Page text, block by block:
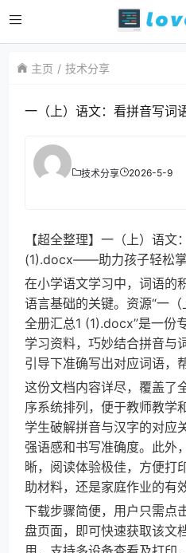
主页 技术分享
一（上）语文：看拼音写词
技术分享 2026-5-9
【超全整理】一（上）语文
(1).docx——助力孩子轻松
在小学语文学习中，词语的
语言基础的关键。资源“一
全册汇总1 (1).docx”是一份
学习资料，巧妙结合拼音与
引导下准确写出对应词语，
这份文档内容详尽，覆盖了
序系统排列，便于教师教学
学生破解拼音与汉字的对应
强语感和书写准确度。此外
晰，阅读体验极佳，方便打
助材料，还是家庭作业的有
下载步骤简便，用户只需点
盘页面，即可快速获取该文